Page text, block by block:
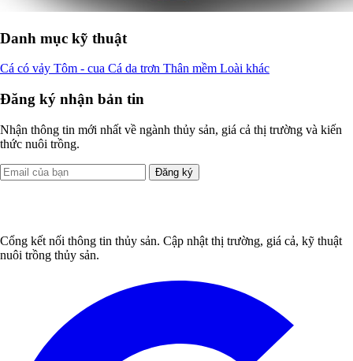
Danh mục kỹ thuật
Cá có vảy Tôm - cua Cá da trơn Thân mềm Loài khác
Đăng ký nhận bản tin
Nhận thông tin mới nhất về ngành thủy sản, giá cả thị trường và kiến
thức nuôi trồng.
Đăng ký
Cổng kết nối thông tin thủy sản. Cập nhật thị trường, giá cả, kỹ thuật
nuôi trồng thủy sản.